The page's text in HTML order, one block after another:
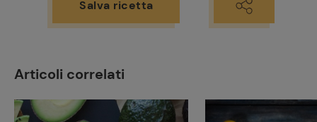
Salva ricetta
Articoli correlati
Ricette
preferite